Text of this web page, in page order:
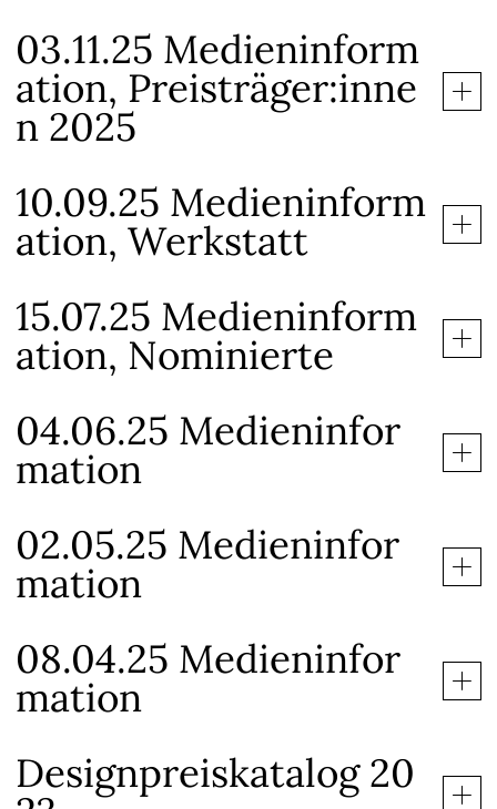
03.11.25 Medieninform
ation, Preisträger:inne
n 2025
10.09.25 Medieninform
ation, Werkstatt
15.07.25 Medieninform
ation, Nominierte
04.06.25 Medieninfor
mation
02.05.25 Medieninfor
mation
08.04.25 Medieninfor
mation
Designpreiskatalog 20